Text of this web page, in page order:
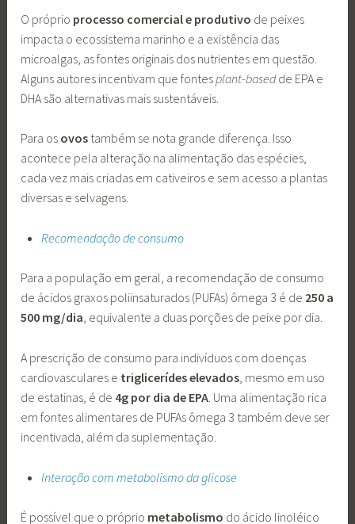
O próprio processo comercial e produtivo de peixes
impacta o ecossistema marinho e a existência das
microalgas, as fontes originais dos nutrientes em questão.
Alguns autores incentivam que fontes plant-basedde EPA e
DHA são alternativas mais sustentáveis.
Para os ovos também se nota grande diferença. Isso
acontece pela alteração na alimentação das espécies,
cada vez mais criadas em cativeiros e sem acesso a plantas
diversas e selvagens.
Recomendação de consumo
Para a população em geral, a recomendação de consumo
de ácidos graxos poliinsaturados (PUFAs) ômega 3 é de 250 a
500 mg/dia, equivalente a duas porções de peixe por dia.
A prescrição de consumo para indivíduos com doenças
cardiovasculares e triglicerídes elevados , mesmo em uso
de estatinas, é de 4g por dia de EPA . Uma alimentação rica
em fontes alimentares de PUFAs ômega 3 também deve ser
incentivada, além da suplementação.
Interação com metabolismo da glicose
É possível que o próprio metabolismo do ácido linoléico